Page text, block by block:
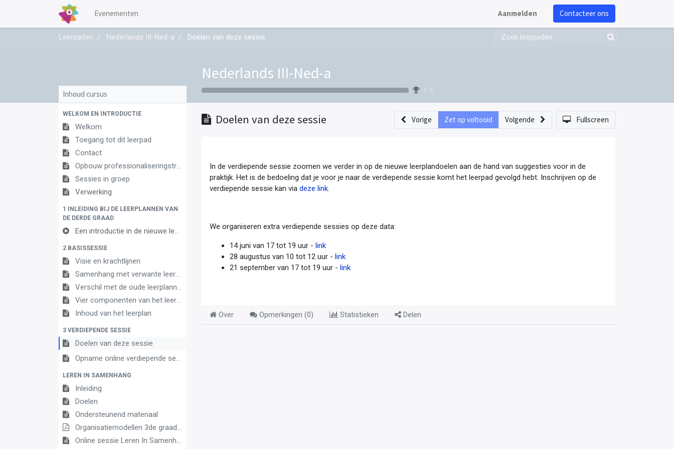
Evenementen Aanmelden Contacteer ons
Leerpaden Nederlands III-Ned-a Doelen van deze sessie
Nederlands III-Ned-a
0 %
Inhoud cursus
WELKOM EN INTRODUCTIE
Welkom
Toegang tot dit leerpad
Contact
Opbouw professionaliseringstraject
Sessies in groep
Verwerking
1 INLEIDING BIJ DE LEERPLANNEN VAN
DE DERDE GRAAD
Een introductie in de nieuwe leerplannen van de derde graad
2 BASISSESSIE
Visie en krachtlijnen
Samenhang met verwante leerplannen
Verschil met de oude leerplannen
Vier componenten van het leerplan
Inhoud van het leerplan
3 VERDIEPENDE SESSIE
Doelen van deze sessie
Opname online verdiepende sessie
LEREN IN SAMENHANG
Inleiding
Doelen
Ondersteunend materiaal
Organisatiemodellen 3de graad A-finaliteit
Online sessie Leren In Samenhang
Doelen van deze sessie Vorige Zet op voltooid Volgende Fullscreen
In de verdiepende sessie zoomen we verder in op de nieuwe leerplandoelen aan de hand van suggesties voor in de
praktijk. Het is de bedoeling dat je voor je naar de verdiepende sessie komt het leerpad gevolgd hebt. Inschrijven op de
verdiepende sessie kan via deze link
We organiseren extra verdiepende sessies op deze data:
14 juni van 17 tot 19 uur - link
28 augustus van 10 tot 12 uur - link
21 september van 17 tot 19 uur - link
Over Opmerkingen (0) Statistieken Delen